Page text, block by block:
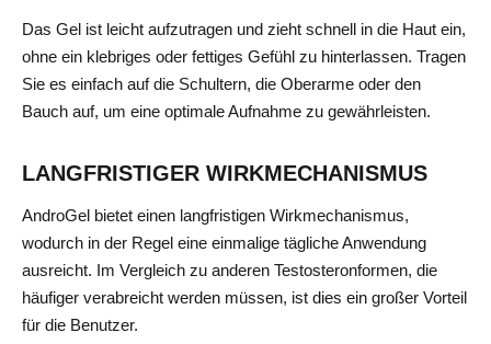
Das Gel ist leicht aufzutragen und zieht schnell in die Haut ein,
ohne ein klebriges oder fettiges Gefühl zu hinterlassen. Tragen
Sie es einfach auf die Schultern, die Oberarme oder den
Bauch auf, um eine optimale Aufnahme zu gewährleisten.
LANGFRISTIGER WIRKMECHANISMUS
AndroGel bietet einen langfristigen Wirkmechanismus,
wodurch in der Regel eine einmalige tägliche Anwendung
ausreicht. Im Vergleich zu anderen Testosteronformen, die
häufiger verabreicht werden müssen, ist dies ein großer Vorteil
für die Benutzer.